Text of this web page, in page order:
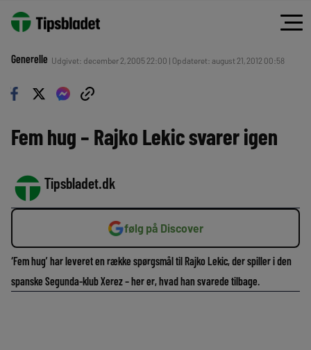
Generelle Udgivet: december 2, 2005 22:00 | Opdateret: august 21, 2012 00:58
Fem hug – Rajko Lekic svarer igen
Tipsbladet.dk
følg på Discover
‘Fem hug’ har leveret en række spørgsmål til Rajko Lekic, der spiller i den
spanske Segunda-klub Xerez – her er, hvad han svarede tilbage.